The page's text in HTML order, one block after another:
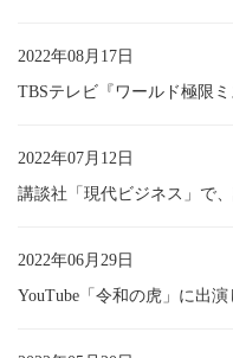
2022年08月17日
TBSテレビ『ワールド極限
2022年07月12日
講談社「現代ビジネス」で
2022年06月29日
YouTube「令和の虎」に出演